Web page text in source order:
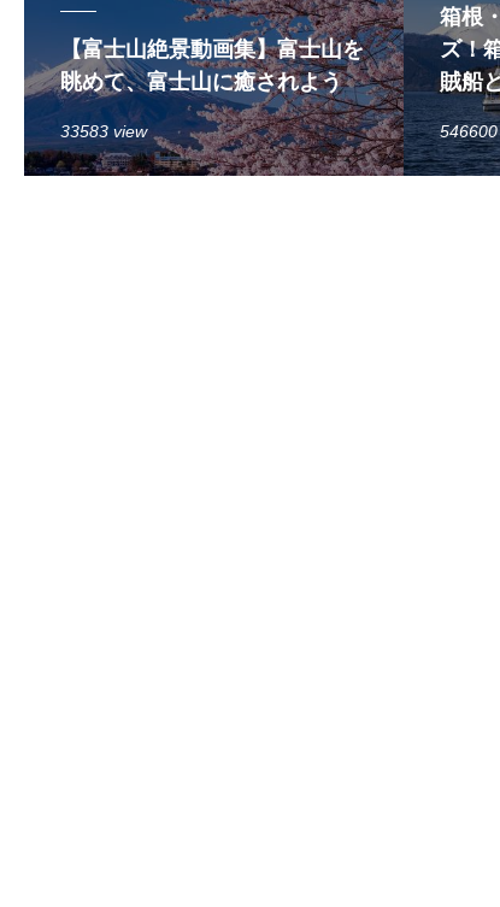
【富士山絶景動画集】富士山を
眺めて、富士山に癒されよう
33583 view
箱根
ズ！
賊船